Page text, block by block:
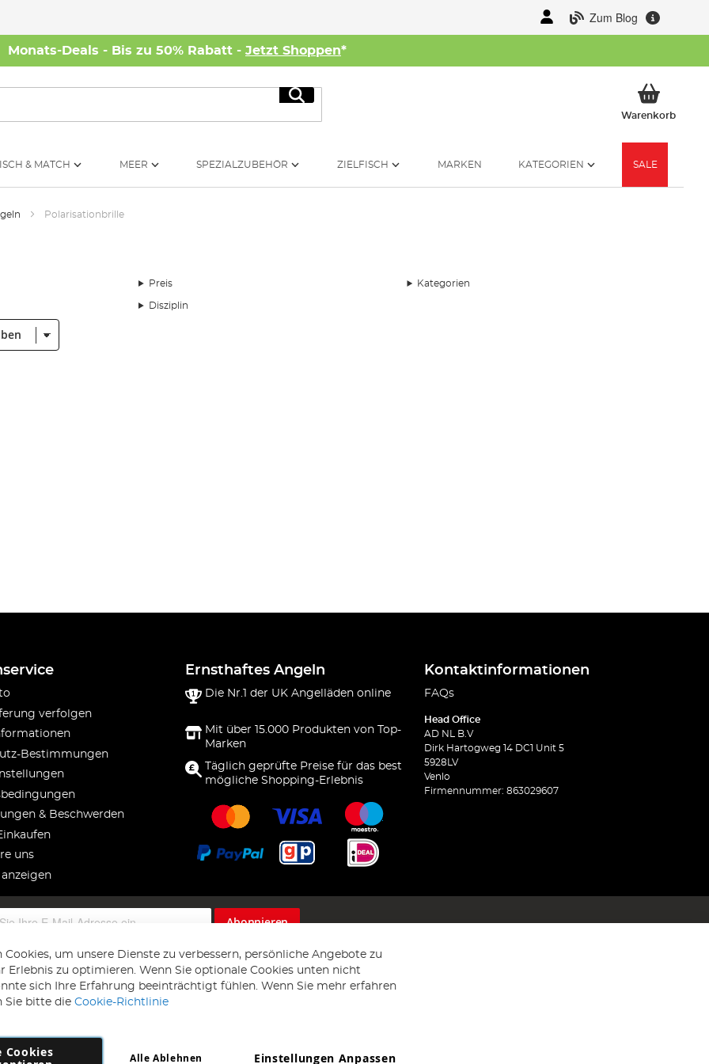
Zum Blog
Monats-Deals - Bis zu 50% Rabatt - Jetzt Shoppen*
Suche
WarenkorbMein
& MATCH MEER SPEZIALZUBEHÖR ZIELFISCH MARKEN KATEGORIEN SALE
Polarisationbrille
Preis Kategorien
Disziplin
verfolgen
Bestimmungen
& Beschwerden
uns
Ernsthaftes Angeln
Die Nr.1 der UK Angelläden online
Mit über 15.000 Produkten von Top-
Marken
Täglich geprüfte Preise für das best
mögliche Shopping-Erlebnis
Kontaktinformationen
FAQs
Head Office
AD NL B.V
Dirk Hartogweg 14 DC1 Unit 5
5928LV
Venlo
Firmennummer: 863029607
Abonnieren
Copyright 1997 - 2026 AD NL B.V. Alle Rechte vorbehalten.
um unsere Dienste zu verbessern, persönliche Angebote zu
Erlebnis zu optimieren. Wenn Sie optionale Cookies unten nicht
sich Ihre Erfahrung beeinträchtigt fühlen. Wenn Sie mehr erfahren
Sie bitte die Cookie-Richtlinie
Cookies
Einstellungen Anpassen
Alle Ablehnen